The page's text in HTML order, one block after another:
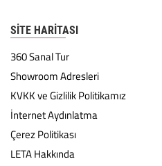
SITE HARITASI
360 Sanal Tur
Showroom Adresleri
KVKK ve Gizlilik Politikamız
İnternet Aydınlatma
Çerez Politikası
LETA Hakkında